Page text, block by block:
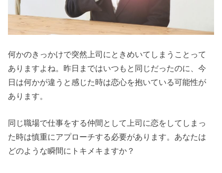
何かのきっかけで突然上司にときめいてしまうことって
ありますよね。昨日まではいつもと同じだったのに、今
日は何かが違うと感じた時は恋心を抱いている可能性が
あります。
同じ職場で仕事をする仲間として上司に恋をしてしまっ
た時は慎重にアプローチする必要があります。あなたは
どのような瞬間にトキメキますか？